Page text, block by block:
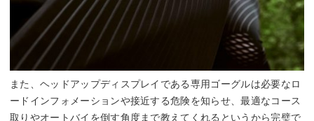
また、ヘッドアップディスプレイである専用ゴーグルは必要なロ
ードインフォメーションや接近する危険を知らせ、最適なコース
取りやオートバイを倒す角度まで教えてくれるというから完璧で